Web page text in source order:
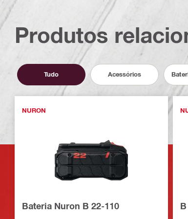
Produtos
Tudo Acessórios
NURON
Bateria Nuron B 22-110